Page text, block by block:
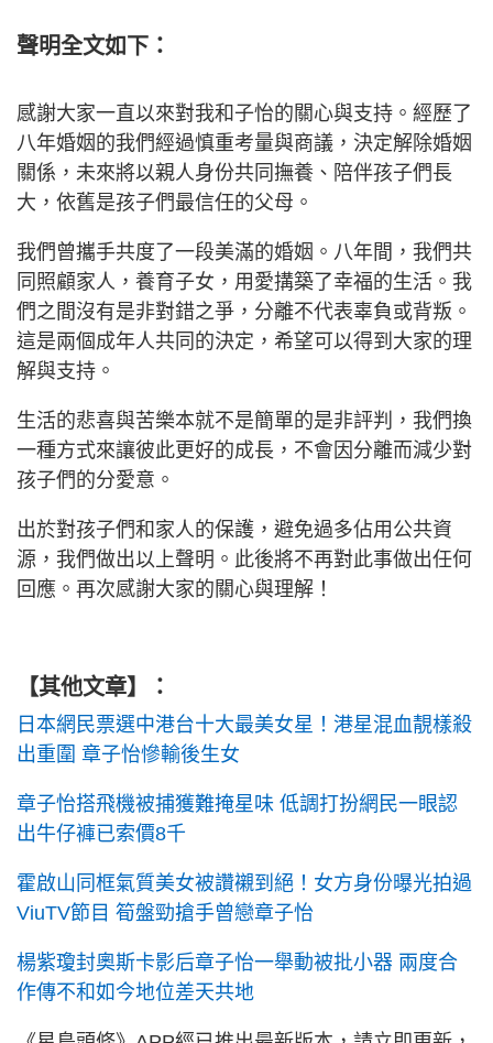
聲明全文如下：
感謝大家一直以來對我和子怡的關心與支持。經歷了
八年婚姻的我們經過慎重考量與商議，決定解除婚姻
關係，未來將以親人身份共同撫養、陪伴孩子們長
大，依舊是孩子們最信任的父母。
我們曾攜手共度了一段美滿的婚姻。八年間，我們共
同照顧家人，養育子女，用愛搆築了幸福的生活。我
們之間沒有是非對錯之爭，分離不代表辜負或背叛。
這是兩個成年人共同的決定，希望可以得到大家的理
解與支持。
生活的悲喜與苦樂本就不是簡單的是非評判，我們換
一種方式來讓彼此更好的成長，不會因分離而減少對
孩子們的分愛意。
出於對孩子們和家人的保護，避免過多佔用公共資
源，我們做出以上聲明。此後將不再對此事做出任何
回應。再次感謝大家的關心與理解！
【其他文章】：
日本網民票選中港台十大最美女星！港星混血靚樣殺
出重圍 章子怡慘輸後生女
章子怡搭飛機被捕獲難掩星味 低調打扮網民一眼認
出牛仔褲已索價8千
霍啟山同框氣質美女被讚襯到絕！女方身份曝光拍過
ViuTV節目 筍盤勁搶手曾戀章子怡
楊紫瓊封奧斯卡影后章子怡一舉動被批小器 兩度合
作傳不和如今地位差天共地